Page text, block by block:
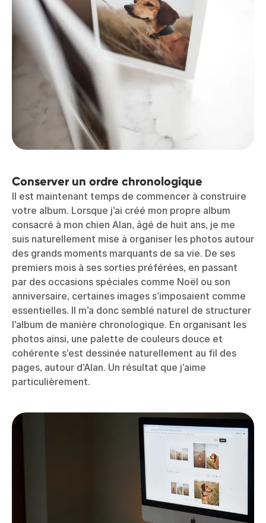
Conserver un ordre chronologique
Il est maintenant temps de commencer à construire
votre album. Lorsque j’ai créé mon propre album
consacré à mon chien Alan, âgé de huit ans, je me
suis naturellement mise à organiser les photos autour
des grands moments marquants de sa vie. De ses
premiers mois à ses sorties préférées, en passant
par des occasions spéciales comme Noël ou son
anniversaire, certaines images s’imposaient comme
essentielles. Il m’a donc semblé naturel de structurer
l’album de manière chronologique. En organisant les
photos ainsi, une palette de couleurs douce et
cohérente s’est dessinée naturellement au fil des
pages, autour d’Alan. Un résultat que j’aime
particulièrement.